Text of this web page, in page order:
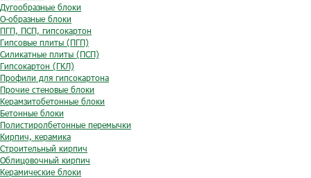
Дугообразные блоки
O-образные блоки
ПГП, ПСП, гипсокартон
Гипсовые плиты (ПГП)
Силикатные плиты (ПСП)
Гипсокартон (ГКЛ)
Профили для гипсокартона
Прочие стеновые блоки
Керамзитобетонные блоки
Бетонные блоки
Полистиролбетонные перемычки
Кирпич, керамика
Строительный кирпич
Облицовочный кирпич
Керамические блоки